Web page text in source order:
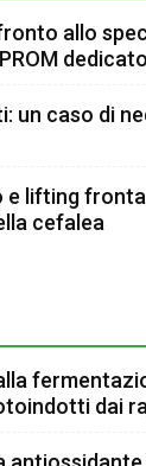
allo
dedicato
un caso di
e lifting
cefalea
dai